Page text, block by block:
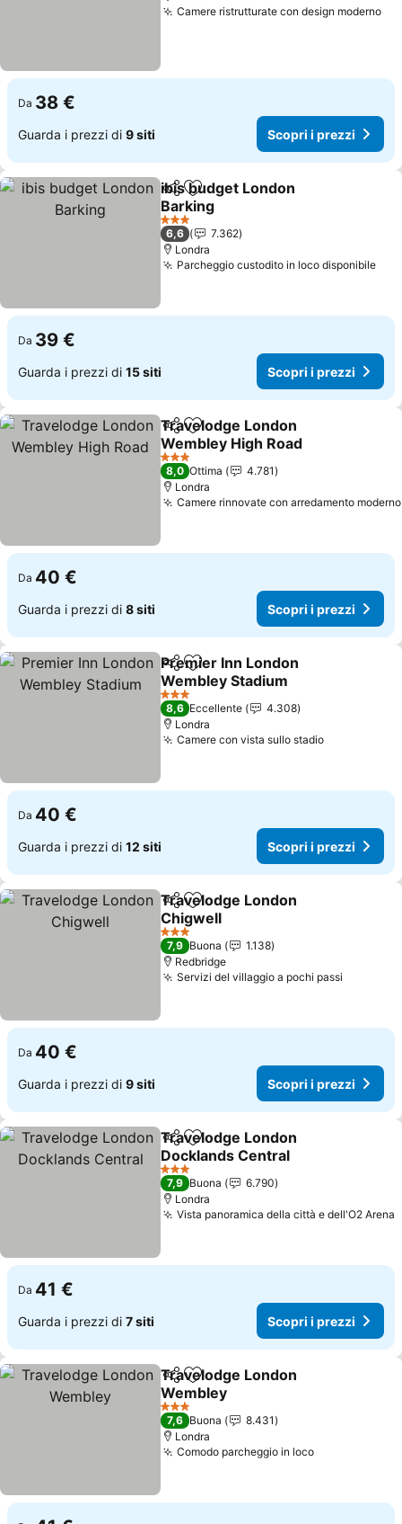
Camere ristrutturate con design moderno
Da 38 €
Guarda i prezzi di 9 siti Scopri i prezzi
CondividiAggiungi ai preferiti
ibis budget London
Barking
Scopri i prezzi
3 Stelle
6,6
7.362
Londra
Parcheggio custodito in loco disponibile
Da 39 €
Guarda i prezzi di 15 siti Scopri i prezzi
CondividiAggiungi ai preferiti
Travelodge London
Wembley High Road
Scopri i prezzi
3 Stelle
8,0 Ottima
4.781
Londra
Camere rinnovate con arredamento moderno
Da 40 €
Guarda i prezzi di 8 siti Scopri i prezzi
CondividiAggiungi ai preferiti
Premier Inn London
Wembley Stadium
Scopri i prezzi
3 Stelle
8,6 Eccellente
4.308
Londra
Camere con vista sullo stadioScopri i
Da 40 €
Guarda i prezzi di 12 siti Scopri i prezzi
CondividiAggiungi ai preferiti
Travelodge London
Chigwell
Scopri i prezzi
3 Stelle
7,9 Buona
1.138
Redbridge
Servizi del villaggio a pochi passi
Da 40 €
Guarda i prezzi di 9 siti Scopri i prezzi
CondividiAggiungi ai preferiti
Travelodge London
Docklands Central
Scopri i prezzi
3 Stelle
7,9 Buona
6.790
Londra
Vista panoramica della città e dell'O2 Arena
Da 41 €
Guarda i prezzi di 7 siti Scopri i prezzi
CondividiAggiungi ai preferiti
Travelodge London
Wembley
Scopri i prezzi
3 Stelle
7,6 Buona
8.431
Londra
Comodo parcheggio in locoScopri i